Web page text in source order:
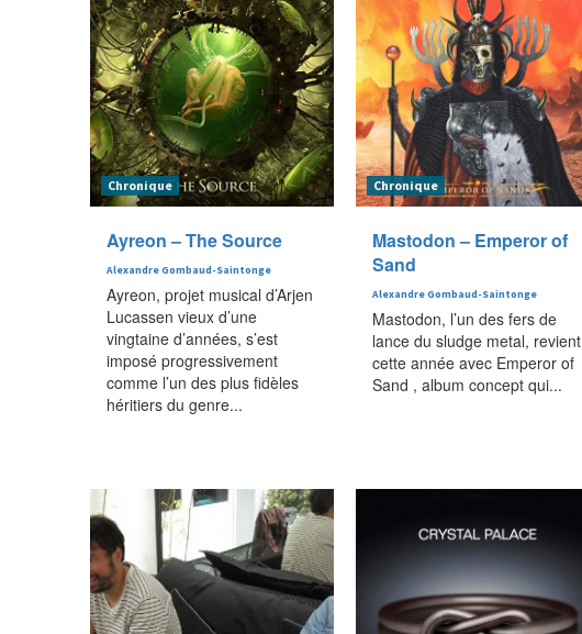
Chronique
Ayreon – The Source
Alexandre Gombaud-Saintonge
Ayreon, projet musical d’Arjen
Lucassen vieux d’une
vingtaine d’années, s’est
imposé progressivement
comme l’un des plus fidèles
héritiers du genre...
Chronique
Mastodon – Emperor of
Sand
Alexandre Gombaud-Saintonge
Mastodon, l’un des fers de
lance du sludge metal, revient
cette année avec Emperor of
Sand , album concept qui...